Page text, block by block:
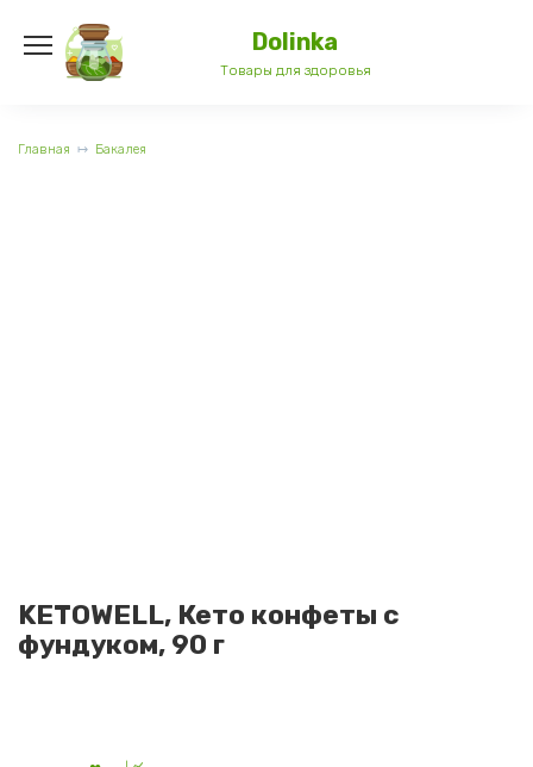
содержанию
Dolinka
Товары для здоровья
Главная Бакалея
KETOWELL, Кето конфеты с
фундуком, 90 г